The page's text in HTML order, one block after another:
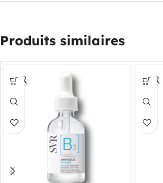
Produits similaires